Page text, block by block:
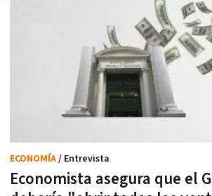
Economista asegura que el
ECONOMÍA/ Entrevista